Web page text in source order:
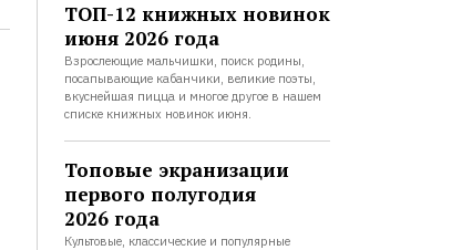
ТОП-12 книжных новинок
июня 2026 года
Взрослеющие мальчишки, поиск родины,
посапывающие кабанчики, великие поэты,
вкуснейшая пицца и многое другое в нашем
списке книжных новинок июня.
Топовые экранизации
первого полугодия
2026 года
Культовые, классические и популярные